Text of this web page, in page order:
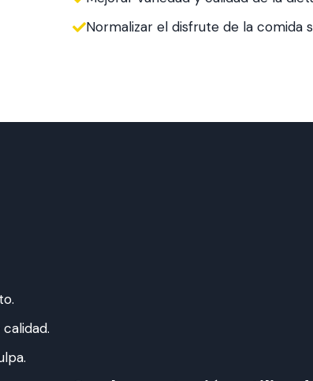
Normalizar el disfrute de la comida